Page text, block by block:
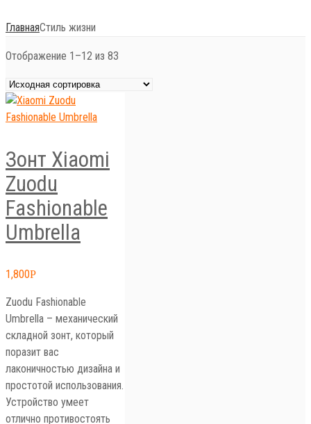
ГлавнаяСтиль жизни
Отображение 1–12 из 83
Зонт Xiaomi
Zuodu
Fashionable
Umbrella
1,800Р
Zuodu Fashionable
Umbrella – механический
складной зонт, который
поразит вас
лаконичностью дизайна и
простотой использования.
Устройство умеет
отлично противостоять